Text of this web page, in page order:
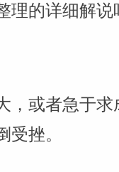
理的详细解说
，或者急于
挫。